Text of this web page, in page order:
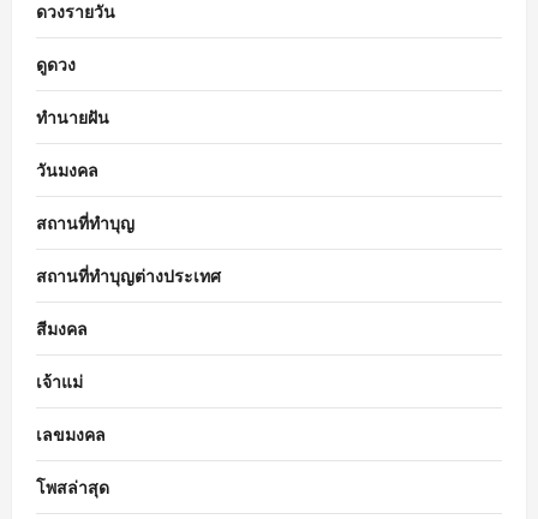
ดวงรายวัน
ดูดวง
ทำนายฝัน
วันมงคล
สถานที่ทำบุญ
สถานที่ทำบุญต่างประเทศ
สีมงคล
เจ้าแม่
เลขมงคล
โพสล่าสุด